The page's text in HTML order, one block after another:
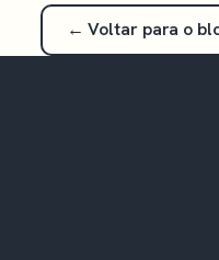
← Voltar para o